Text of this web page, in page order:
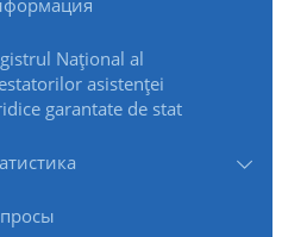
Naţional al
asistenţei
garantate de stat